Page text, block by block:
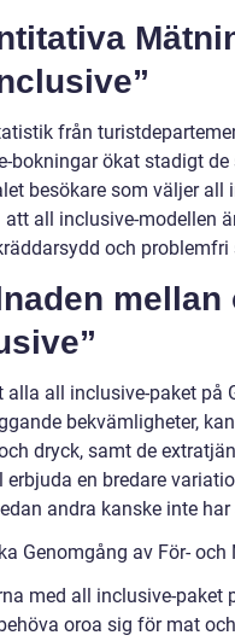
från
bokningar ökat stadigt de
besökare som väljer all
att all inclusive-modellen
och problemfri
mellan
alla all inclusive-paket på
bekvämligheter,
dryck, samt de
erbjuda en bredare
andra kanske inte
Genomgång av För- och
med all inclusive-paket
oroa sig för mat